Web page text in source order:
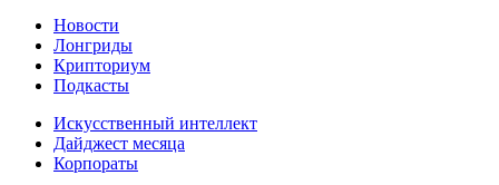
Новости
Лонгриды
Крипториум
Подкасты
Искусственный интеллект
Дайджест месяца
Корпораты